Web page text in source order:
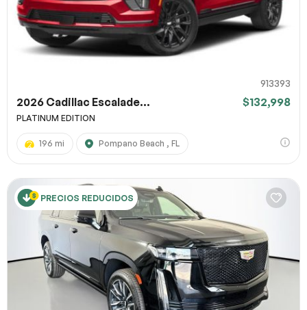
913393
2026 Cadillac Escalade... $132,998
PLATINUM EDITION
196 mi Pompano Beach , FL
PRECIOS REDUCIDOS